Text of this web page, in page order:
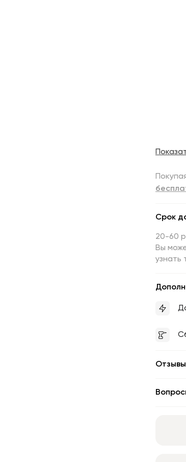
Срок
20-60
Вы
узнать